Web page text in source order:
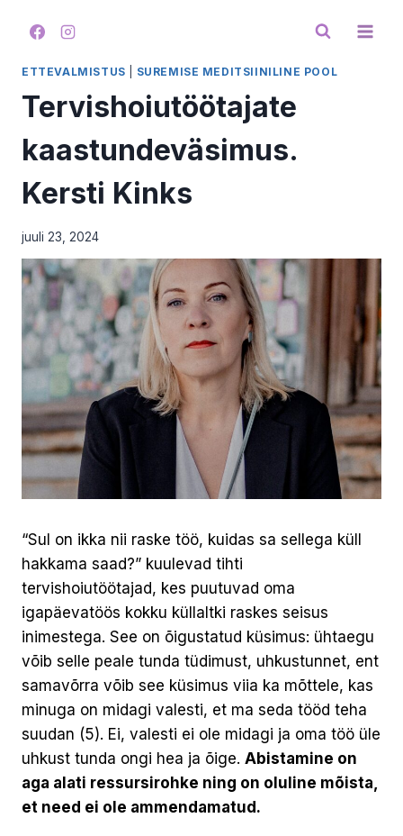
ETTEVALMISTUS SUREMISE MEDITSIINILINE POOL
Tervishoiutöötajate
kaastundeväsimus.
Kersti Kinks
juuli 23, 2024
“Sul on ikka nii raske töö, kuidas sa sellega küll
hakkama saad?” kuulevad tihti
tervishoiutöötajad, kes puutuvad oma
igapäevatöös kokku küllaltki raskes seisus
inimestega. See on õigustatud küsimus: ühtaegu
võib selle peale tunda tüdimust, uhkustunnet, ent
samavõrra võib see küsimus viia ka mõttele, kas
minuga on midagi valesti, et ma seda tööd teha
suudan (5). Ei, valesti ei ole midagi ja oma töö üle
uhkust tunda ongi hea ja õige. Abistamine on
aga alati ressursirohke ning on oluline mõista,
et need ei ole ammendamatud.